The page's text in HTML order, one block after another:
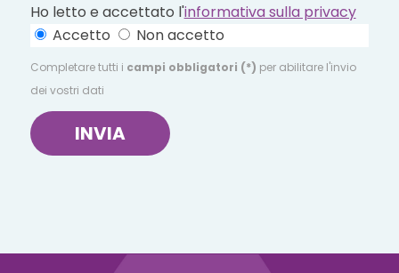
Ho letto e accettato l'informativa sulla privacy
Accetto
Non accetto
Completare tutti i campi obbligatori (*) per abilitare l'invio
dei vostri dati
INVIA